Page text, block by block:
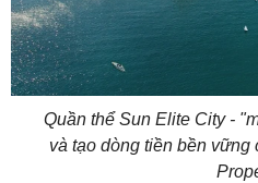
Quần thể Sun Elite City -
và tạo dòng tiền bền